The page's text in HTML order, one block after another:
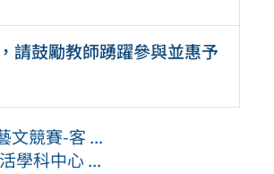
請鼓勵教師踴躍參與並惠予
文競賽-客 ...
學科中心 ...